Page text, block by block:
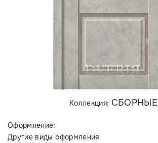
Коллекция: СБОРНЫЕ
Оформление:
Другие виды оформления